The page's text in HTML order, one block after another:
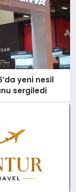
yeni nesil
sergiledi